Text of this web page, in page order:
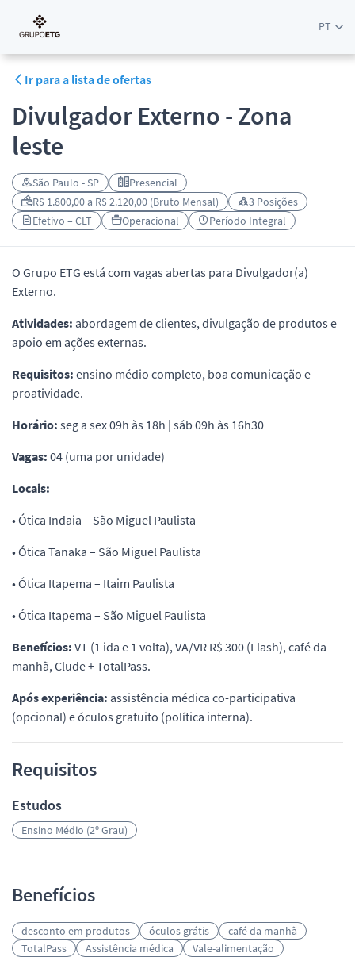
PT
Ir para a lista de ofertas
Divulgador Externo - Zona
leste
São Paulo - SP
Presencial
R$ 1.800,00 a R$ 2.120,00 (Bruto Mensal)
3 Posições
Efetivo – CLT
Operacional Período Integral
O Grupo ETG está com vagas abertas para Divulgador(a)
Externo.
Atividades: abordagem de clientes, divulgação de produtos e
apoio em ações externas.
Requisitos: ensino médio completo, boa comunicação e
proatividade.
Horário: seg a sex 09h às 18h | sáb 09h às 16h30
Vagas: 04 (uma por unidade)
Locais:
• Ótica Indaia – São Miguel Paulista
• Ótica Tanaka – São Miguel Paulista
• Ótica Itapema – Itaim Paulista
• Ótica Itapema – São Miguel Paulista
Benefícios: VT (1 ida e 1 volta), VA/VR R$ 300 (Flash), café da
manhã, Clude + TotalPass.
Após experiência: assistência médica co-participativa
(opcional) e óculos gratuito (política interna).
Requisitos
Estudos
Ensino Médio (2º Grau)
Benefícios
desconto em produtos óculos grátis
café da manhã
TotalPass
Assistência médica
Vale-alimentação